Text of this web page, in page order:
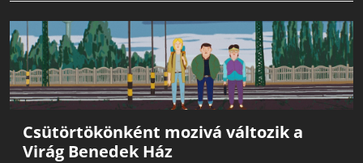
Csütörtökönként mozivá változik a
Virág Benedek Ház